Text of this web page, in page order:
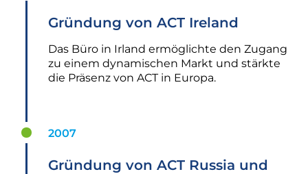
Gründung von ACT Ireland
Das Büro in Irland ermöglichte den Zugang
zu einem dynamischen Markt und stärkte
die Präsenz von ACT in Europa.
2007
Gründung von ACT Russia und